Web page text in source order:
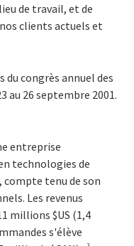
de travail, et de
clients actuels et
du congrès annuel des
au 26 septembre 2001.
entreprise
technologies de
tenu de son
Les revenus
millions $US (1,4
s'élève